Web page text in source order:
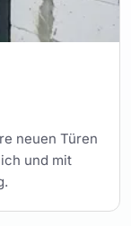
neuen Türen
und mit